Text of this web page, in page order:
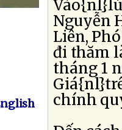
Nguyễn
Liên,
đi thăm
tháng 1
chính